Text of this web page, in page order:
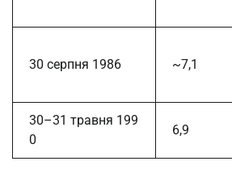
30 серпня 1986 ~7,1
30–31 травня 199
0
6,9